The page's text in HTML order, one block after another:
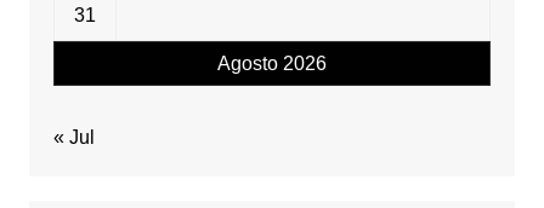
Agosto 2026
31
« Jul